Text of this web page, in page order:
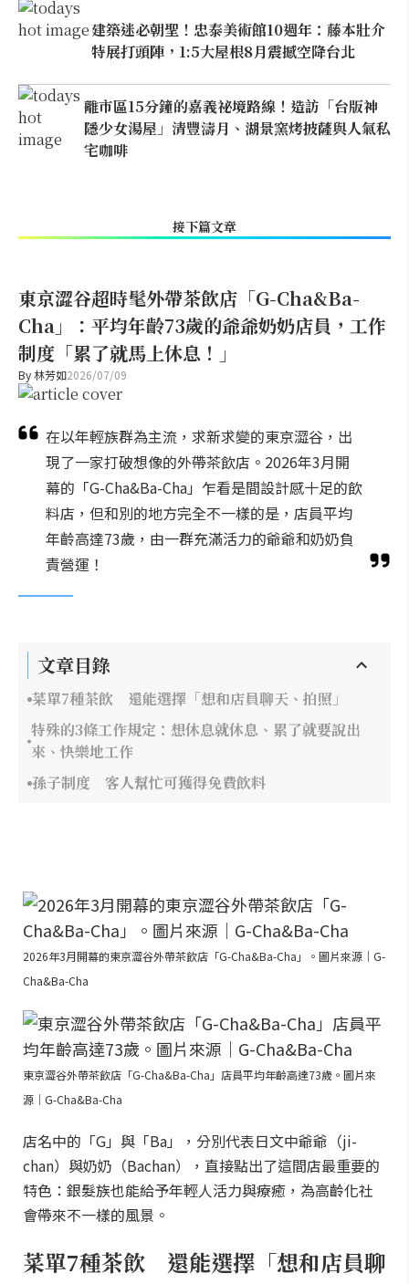
建築迷必朝聖！忠泰美術館10週年：藤本壯介
特展打頭陣，1:5大屋根8月震撼空降台北
離市區15分鐘的嘉義祕境路線！造訪「台版神
隱少女湯屋」清豐濤月、湖景窯烤披薩與人氣私
宅咖啡
接下篇文章
東京澀谷超時髦外帶茶飲店「G-Cha&Ba-
Cha」：平均年齡73歲的爺爺奶奶店員，工作
制度「累了就馬上休息！」
By林芳如2026/07/09
在以年輕族群為主流，求新求變的東京澀谷，出
現了一家打破想像的外帶茶飲店。2026年3月開
幕的「G-Cha&Ba-Cha」乍看是間設計感十足的飲
料店，但和別的地方完全不一樣的是，店員平均
年齡高達73歲，由一群充滿活力的爺爺和奶奶負
責營運！
文章目錄
菜單7種茶飲 還能選擇「想和店員聊天、拍照」
特殊的3條工作規定：想休息就休息、累了就要說出
來、快樂地工作
孫子制度 客人幫忙可獲得免費飲料
2026年3月開幕的東京澀谷外帶茶飲店「G-Cha&Ba-Cha」。圖片來源｜G-
Cha&Ba-Cha
東京澀谷外帶茶飲店「G-Cha&Ba-Cha」店員平均年齡高達73歲。圖片來
源｜G-Cha&Ba-Cha
店名中的「G」與「Ba」，分別代表日文中爺爺（ji-
chan）與奶奶（Bachan），直接點出了這間店最重要的
特色：銀髮族也能給予年輕人活力與療癒，為高齡化社
會帶來不一樣的風景。
菜單7種茶飲 還能選擇「想和店員聊